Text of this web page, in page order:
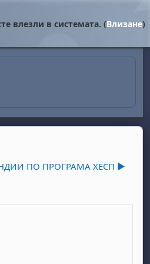
влезли в системата. (Влизане)
ПО ПРОГРАМА ХЕСП ▶︎